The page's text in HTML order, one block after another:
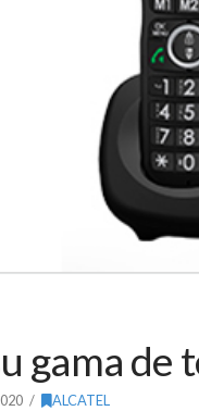
gama de
ALCATEL